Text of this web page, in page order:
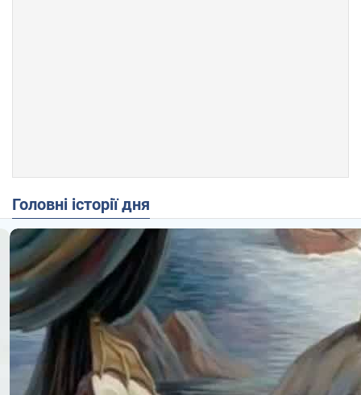
Головні історії дня